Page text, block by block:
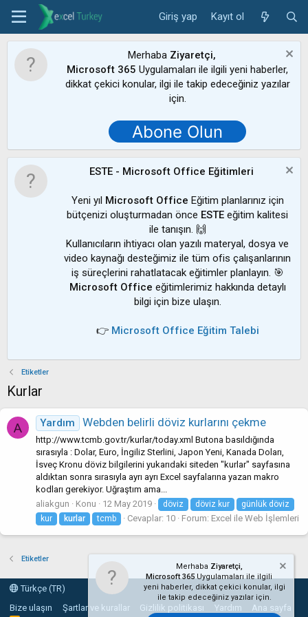
Giriş yap Kayıt ol
Merhaba Ziyaretçi,
Microsoft 365 Uygulamaları ile ilgili yeni haberler,
dikkat çekici konular, ilgi ile takip edeceğiniz yazılar
için.
Abone Olun
ESTE - Microsoft Office Eğitimleri
Yeni yıl Microsoft Office Eğitim planlarınız için
bütçenizi oluşturmadan önce ESTE eğitim kalitesi
ile tanışın. 🙌
Kullanıcıların ihtiyacı olan yazılı materyal, dosya ve
video kaynağı desteğimiz ile tüm ofis çalışanlarının
iş süreçlerini rahatlatacak eğitimler planlayın. 🎯
Microsoft Office eğitimlerimiz hakkında detaylı
bilgi için bize ulaşın.
👉 Microsoft Office Eğitim Talebi
Etiketler
Kurlar
A Yardım Webden belirli döviz kurlarını çekme
http://www.tcmb.gov.tr/kurlar/today.xml Butona basıldığında
sırasıyla : Dolar, Euro, İngiliz Sterlini, Japon Yeni, Kanada Doları,
İsveç Kronu döviz bilgilerini yukarıdaki siteden "kurlar" sayfasına
aldıktan sonra sırasıyla ayrı ayrı Excel sayfalarına yazan makro
kodları gerekiyor. Uğraştım ama...
aliakgun
Konu 12 May 2019 döviz döviz kur
günlük döviz
kur
kurlar tcmb Cevaplar: 10 Forum: Excel ile Web İşlemleri
Etiketler
Türkçe (TR)
Bize ulaşın
Şartlar ve kurallar Gizlilik politikası Yardım Ana sayfa
Merhaba Ziyaretçi,
Microsoft 365Uygulamaları ile ilgili
yeni haberler, dikkat çekici konular, ilgi
ile takip edeceğiniz yazılar için.